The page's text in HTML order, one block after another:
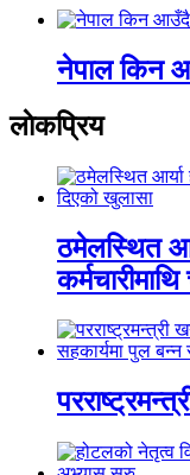
नेपाल किन
लाेकप्रिय
ठमेलस्थित